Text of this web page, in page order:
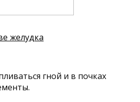
желудка
гной и в почках